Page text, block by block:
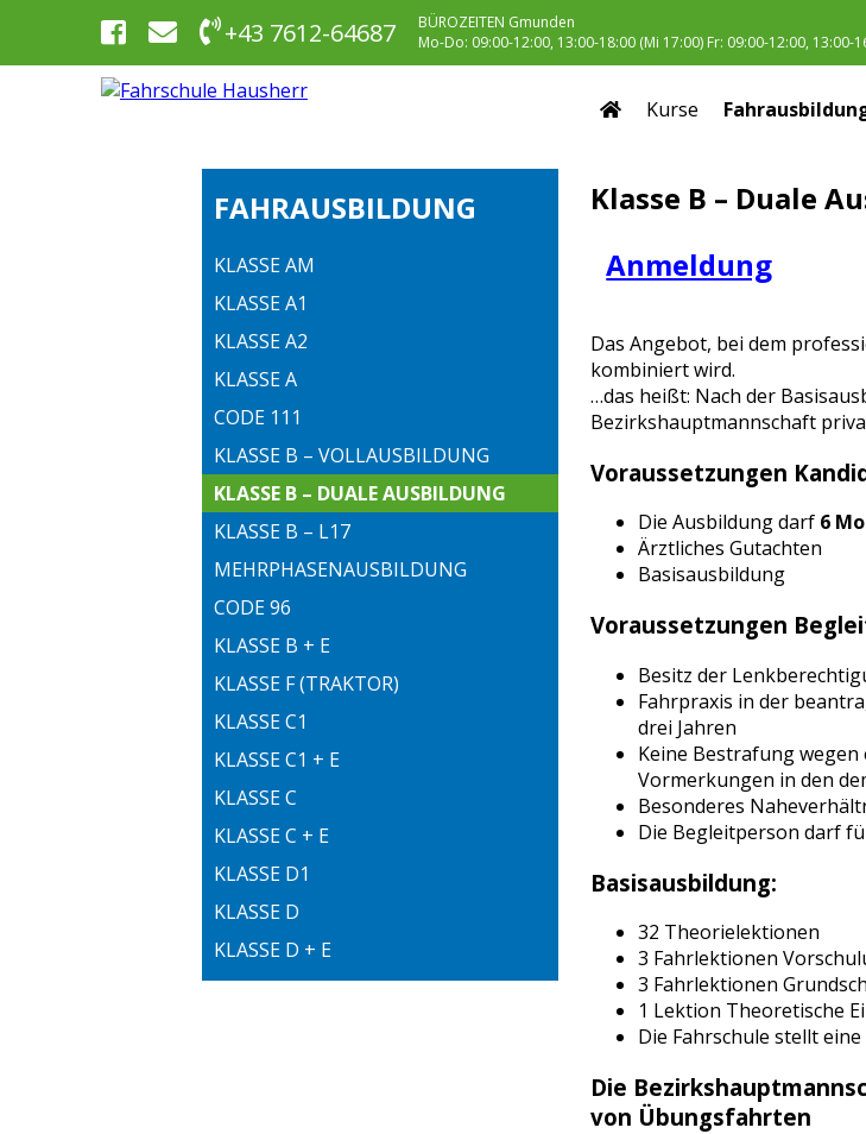
+43 7612-64687
BÜROZEITEN Gmunden
Mo-Do: 09:00-12:00, 13:00-18:00 (Mi 17:00) Fr: 09:00-12:00, 13:00-
Kurse
FAHRAUSBILDUNG
KLASSE AM
KLASSE A1
KLASSE A2
KLASSE A
CODE 111
KLASSE B – VOLLAUSBILDUNG
KLASSE B – DUALE AUSBILDUNG
KLASSE B – L17
MEHRPHASENAUSBILDUNG
CODE 96
KLASSE B + E
KLASSE F (TRAKTOR)
KLASSE C1
KLASSE C1 + E
KLASSE C
KLASSE C + E
KLASSE D1
KLASSE D
KLASSE D + E
Klasse B – Duale
Anmeldung
Das Angebot, bei dem
kombiniert wird.
…das heißt: Nach der
Bezirkshauptmannschaft
Voraussetzungen
Die Ausbildung darf 6
Ärztliches Gutachten
Basisausbildung
Voraussetzungen
Besitz der
Fahrpraxis in der
drei Jahren
Keine Bestrafung
Vormerkungen in den
Besonderes
Die Begleitperson darf
Basisausbildung:
32 Theorielektionen
3 Fahrlektionen
3 Fahrlektionen
1 Lektion Theoretische
Die Fahrschule stellt
Die
von Übungsfahrten